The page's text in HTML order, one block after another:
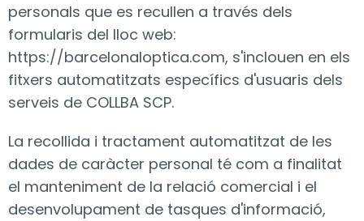
personals que es recullen a través dels
formularis del lloc web:
https://barcelonaloptica.com, s'inclouen en els
fitxers automatitzats específics d'usuaris dels
serveis de COLLBA SCP.
La recollida i tractament automatitzat de les
dades de caràcter personal té com a finalitat
el manteniment de la relació comercial i el
desenvolupament de tasques d'informació,